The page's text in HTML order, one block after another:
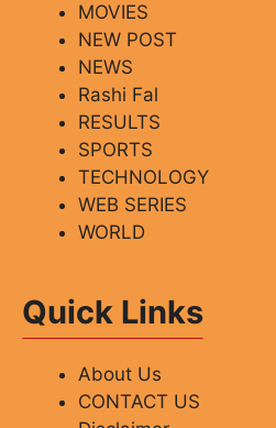
MOVIES
NEW POST
NEWS
Rashi Fal
RESULTS
SPORTS
TECHNOLOGY
WEB SERIES
WORLD
Quick Links
About Us
CONTACT US